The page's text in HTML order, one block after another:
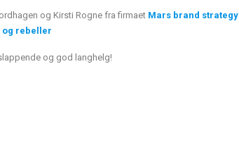
og Kirsti Rogne fra firmaet Mars brand strategy
og rebeller
og god langhelg!